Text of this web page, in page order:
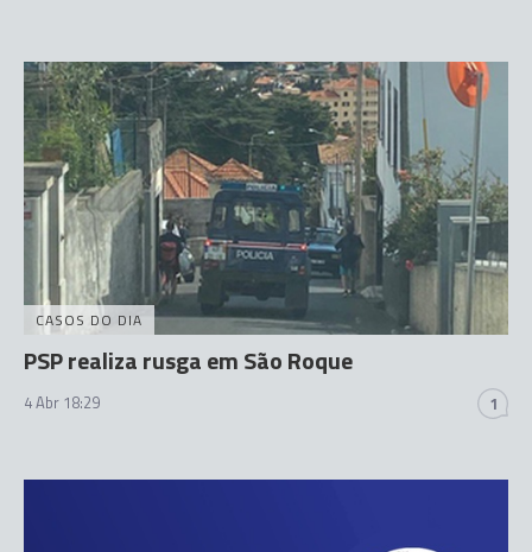
CASOS DO DIA
PSP realiza rusga em São Roque
4 Abr 18:29 1